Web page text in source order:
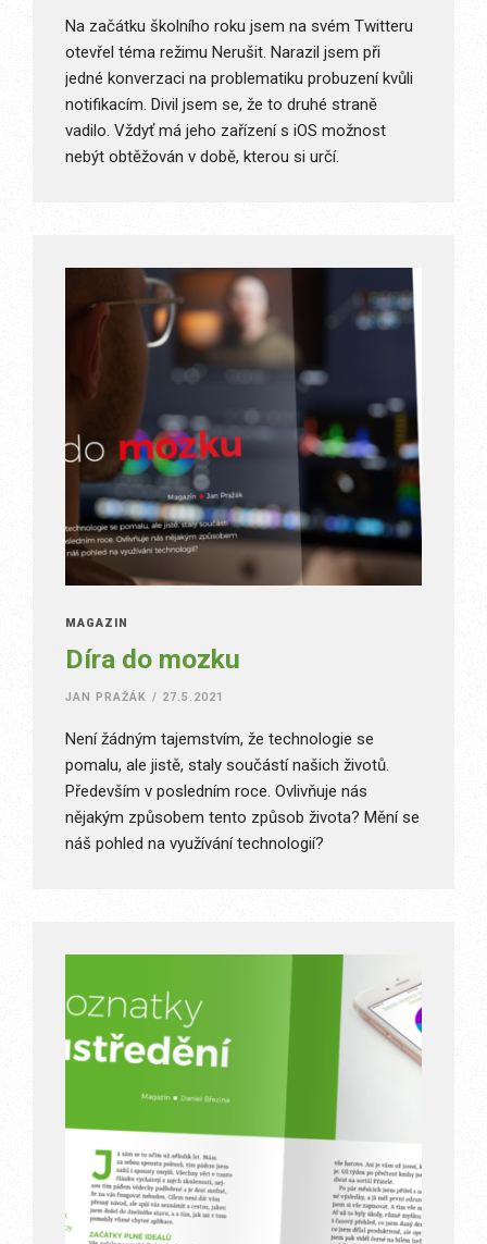
Na začátku školního roku jsem na svém Twitteru
otevřel téma režimu Nerušit. Narazil jsem při
jedné konverzaci na problematiku probuzení kvůli
notifikacím. Divil jsem se, že to druhé straně
vadilo. Vždyť má jeho zařízení s iOS možnost
nebýt obtěžován v době, kterou si určí.
MAGAZÍN
Díra do mozku
JAN PRAŽÁK / 27.5.2021
Není žádným tajemstvím, že technologie se
pomalu, ale jistě, staly součástí našich životů.
Především v posledním roce. Ovlivňuje nás
nějakým způsobem tento způsob života? Mění se
náš pohled na využívání technologií?